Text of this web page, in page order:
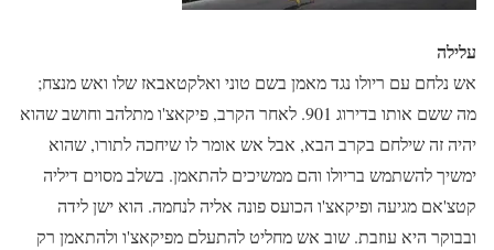
עלילה
אש נלחם עם ריולו נגד מאמן בשם טוני ואלקטאבאז שלו ואש מנצח;
מה ששם אותו בדירוג 901. לאחר הקרב, פיקאצ'ו מתלהב וחושב שהוא
יהיה זה שילחם בקרב הבא, אבל אש אומר לו שיחכה לתורו, שהוא
ימשיך להשתמש בריולו והם ממשיכים להתאמן. בשלב מסוים דיליה
קטצ'אם מגיעה ופיקאצ'ו הכועס פונה אליה לנחמה. הוא ישן לידה
ובבוקר היא עוזבת. שוב אש מחליט להתעלם מפיקאצ'ו ולהתאמן רק